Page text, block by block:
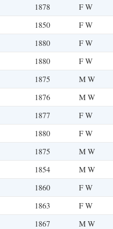
1878
F W
1850
F W
1880
F W
1880
F W
1875
M W
1876
M W
1877
F W
1880
F W
1875
M W
1854
M W
1860
F W
1863
F W
1867
M W